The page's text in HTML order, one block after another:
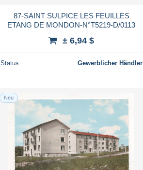
87-SAINT SULPICE LES FEUILLES
ETANG DE MONDON-N°T5219-D/0113
± 6,94 $
Status Gewerblicher Händler
Neu